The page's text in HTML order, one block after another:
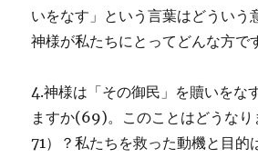
いをなす」という言葉はどういう
神様が私たちにとってどんな方で
4.神様は「その御民」を贖いをな
ますか(69)。このことはどうな
71）？私たちを救った動機と目